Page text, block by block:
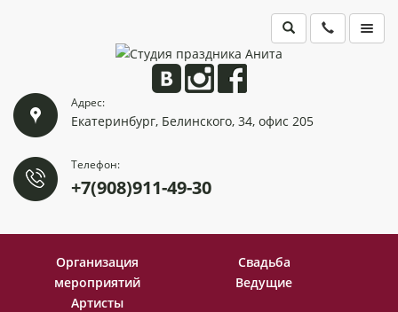
ПОРТФОЛИО
КОНТАКТЫ
Адрес:
Екатеринбург, Белинского, 34, офис 205
Телефон:
+7(908)911-49-30
Организация
мероприятий
Свадьба
Ведущие
Артисты